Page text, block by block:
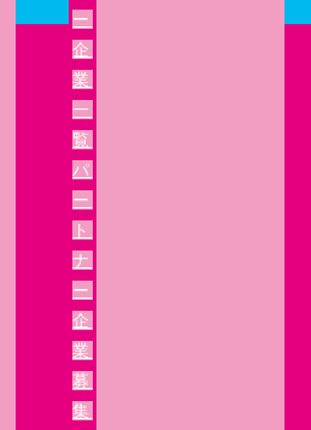
ー
企
業
一
覧
パ
ー
ト
ナ
ー
企
業
募
集